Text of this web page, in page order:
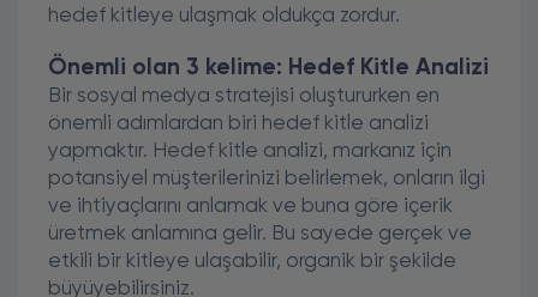
hedef kitleye ulaşmak oldukça zordur.
Önemli olan 3 kelime: Hedef Kitle Analizi
Bir sosyal medya stratejisi oluştururken en
önemli adımlardan biri hedef kitle analizi
yapmaktır. Hedef kitle analizi, markanız için
potansiyel müşterilerinizi belirlemek, onların ilgi
ve ihtiyaçlarını anlamak ve buna göre içerik
üretmek anlamına gelir. Bu sayede gerçek ve
etkili bir kitleye ulaşabilir, organik bir şekilde
büyüyebilirsiniz.